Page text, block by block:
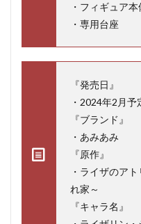
・フィギュア本
・専用台座
『発売日』
・2024年2月予
『ブランド』
・あみあみ
『原作』
・ライザのア
れ家～
『キャラ名』